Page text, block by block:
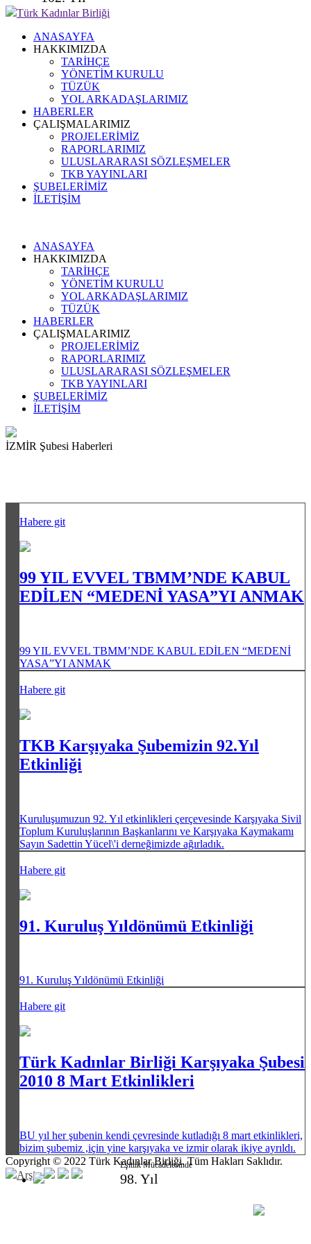
Türk Kadınlar Birliği
ANASAYFA
HAKKIMIZDA
TARİHÇE
YÖNETİM KURULU
TÜZÜK
YOL ARKADAŞLARIMIZ
HABERLER
ÇALIŞMALARIMIZ
PROJELERİMİZ
RAPORLARIMIZ
ULUSLARARASI SÖZLEŞMELER
TKB YAYINLARI
ŞUBELERİMİZ
İLETİŞİM
ANASAYFA
HAKKIMIZDA
TARİHÇE
YÖNETİM KURULU
YOL ARKADAŞLARIMIZ
TÜZÜK
HABERLER
ÇALIŞMALARIMIZ
PROJELERİMİZ
RAPORLARIMIZ
ULUSLARARASI SÖZLEŞMELER
TKB YAYINLARI
ŞUBELERİMİZ
İLETİŞİM
Eşitlik Mücadelesinde
98. Yıl
İZMİR Şubesi Haberleri
Habere git
99 YIL EVVEL TBMM’NDE KABUL
EDİLEN “MEDENİ YASA”YI ANMAK
99 YIL EVVEL TBMM’NDE KABUL EDİLEN “MEDENİ
YASA”YI ANMAK
Habere git
TKB Karşıyaka Şubemizin 92.Yıl
Etkinliği
Kuruluşumuzun 92. Yıl etkinlikleri çerçevesinde Karşıyaka Sivil
Toplum Kuruluşlarının Başkanlarını ve Karşıyaka Kaymakamı
Sayın Sadettin Yücel\'i derneğimizde ağırladık.
Habere git
91. Kuruluş Yıldönümü Etkinliği
91. Kuruluş Yıldönümü Etkinliği
Habere git
Türk Kadınlar Birliği Karşıyaka Şubesi
2010 8 Mart Etkinlikleri
BU yıl her şubenin kendi çevresinde kutladığı 8 mart etkinlikleri,
bizim şubemiz ,için yine karşıyaka ve izmir olarak ikiye ayrıldı.
Copyright © 2022 Türk Kadınlar Birliği. Tüm Hakları Saklıdır.
Arşiv